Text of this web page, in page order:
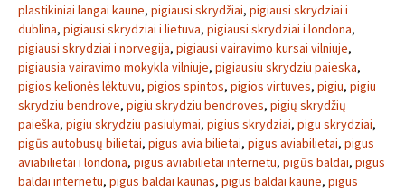
plastikiniai langai kaune, pigiausi skrydžiai, pigiausi skrydziai i
dublina, pigiausi skrydziai i lietuva, pigiausi skrydziai i londona,
pigiausi skrydziai i norvegija, pigiausi vairavimo kursai vilniuje,
pigiausia vairavimo mokykla vilniuje, pigiausiu skrydziu paieska,
pigios kelionės lėktuvu, pigios spintos, pigios virtuves, pigiu, pigiu
skrydziu bendrove, pigiu skrydziu bendroves, pigių skrydžių
paieška, pigiu skrydziu pasiulymai, pigius skrydziai, pigu skrydziai,
pigūs autobusų bilietai, pigus avia bilietai, pigus aviabilietai, pigus
aviabilietai i londona, pigus aviabilietai internetu, pigūs baldai, pigus
baldai internetu, pigus baldai kaunas, pigus baldai kaune, pigus